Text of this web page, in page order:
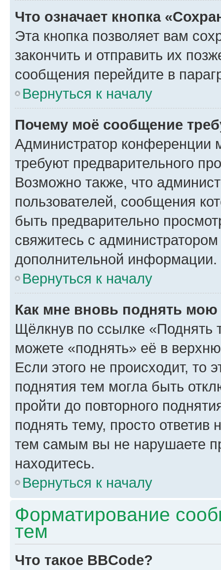
Что означает кнопка
Эта кнопка позволяет вам
закончить и отправить их
сообщения перейдите в
Вернуться к началу
Почему моё сообщение
Администратор конференции
требуют предварительного
Возможно также, что
пользователей, сообщения
быть предварительно
свяжитесь с
дополнительной информации.
Вернуться к началу
Как мне вновь поднять мою
Щёлкнув по ссылке «Поднять
можете «поднять» её в
Если этого не происходит, то
поднятия тем могла быть
пройти до повторного
поднять тему, просто ответив
тем самым вы не нарушаете
находитесь.
Вернуться к началу
Форматирование
тем
Что такое BBCode?